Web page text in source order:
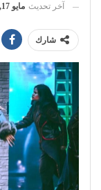
آخر تحديث مايو 17, 2026
شارك